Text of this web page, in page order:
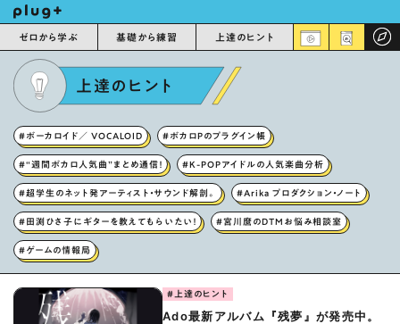
ゼロから学ぶ 基礎から練習 上達のヒント
上達のヒント
#ボーカロイド／ VOCALOID #ボカロPのプラグイン帳
#“週間ボカロ人気曲”まとめ通信！ #K-POPアイドルの人気楽曲分析
#超学生のネット発アーティスト・サウンド解剖。 #Arika プロダクション・ノート
#田渕ひさ子にギターを教えてもらいたい！ #宮川麿のDTMお悩み相談室
#ゲームの情報局
#上達のヒント
Ado最新アルバム『残夢』が発売中。